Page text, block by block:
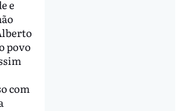
e
povo
com